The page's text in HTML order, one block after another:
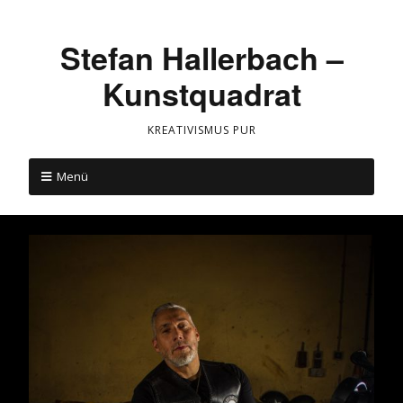
Stefan Hallerbach –
Kunstquadrat
KREATIVISMUS PUR
Menü